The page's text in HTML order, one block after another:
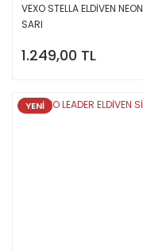
VEXO STELLA ELDİVEN NEON
SARI
1.249,00 TL
YENİ